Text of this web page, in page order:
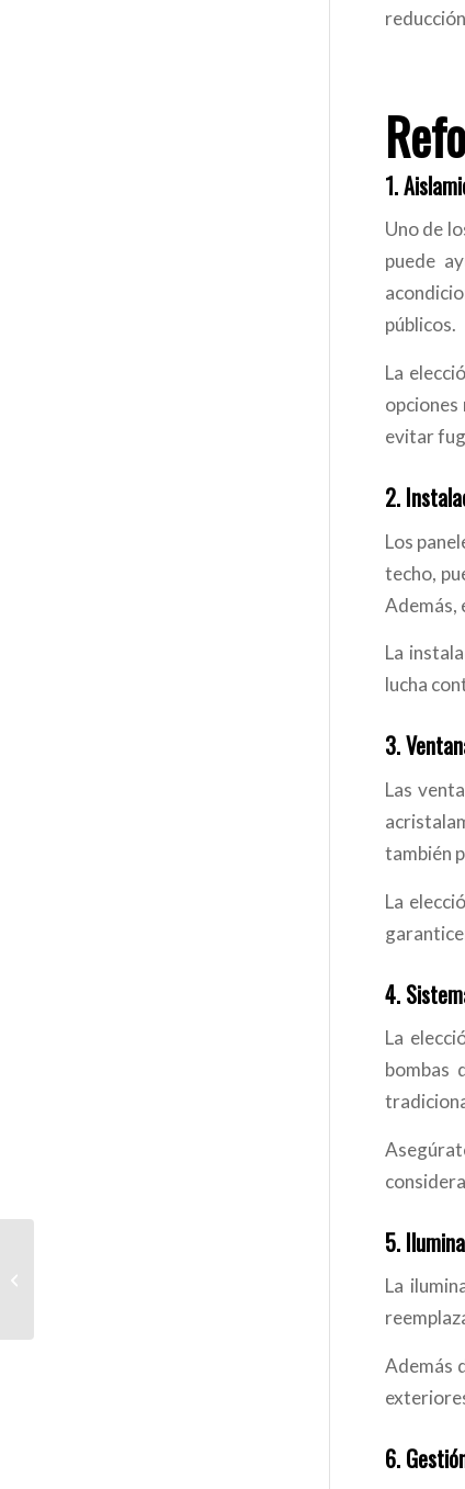
1.
Uno de
puede
públicos.
La
evitar
2.
Los
techo,
Además,
La
lucha
3.
Las
también
La
4.
La
bombas
5.
La
Además
6.